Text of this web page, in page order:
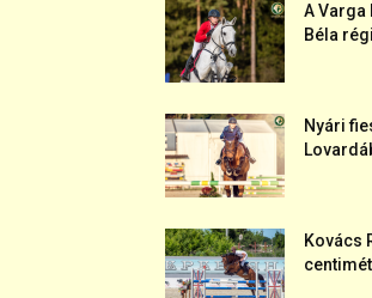
A Varga
Béla
Nyári
Kovács